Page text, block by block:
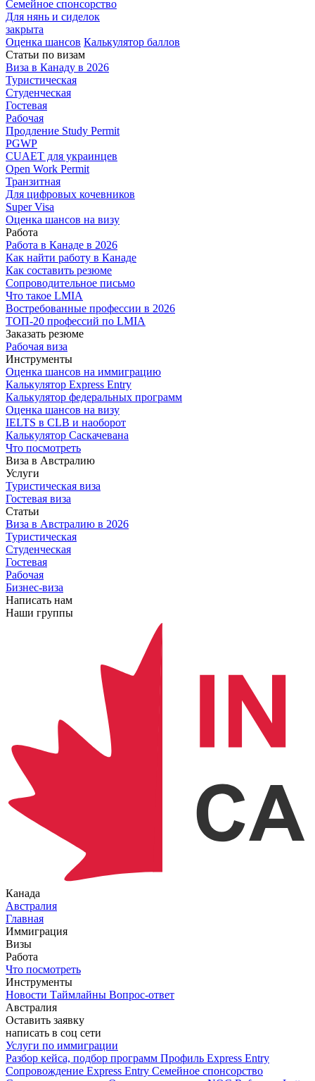
Семейное спонсорство
Для нянь и сиделок
закрыта
Оценка шансов Калькулятор баллов
Статьи по визам
Виза в Канаду в 2026
Туристическая
Студенческая
Гостевая
Рабочая
Продление Study Permit
PGWP
CUAET для украинцев
Open Work Permit
Транзитная
Для цифровых кочевников
Super Visa
Оценка шансов на визу
Работа
Работа в Канаде в 2026
Как найти работу в Канаде
Как составить резюме
Сопроводительное письмо
Что такое LMIA
Востребованные профессии в 2026
ТОП-20 профессий по LMIA
Заказать резюме
Рабочая виза
Инструменты
Оценка шансов на иммиграцию
Калькулятор Express Entry
Калькулятор федеральных программ
Оценка шансов на визу
IELTS в CLB и наоборот
Калькулятор Саскачевана
Что посмотреть
Виза в Австралию
Услуги
Туристическая виза
Гостевая виза
Статьи
Виза в Австралию в 2026
Туристическая
Студенческая
Гостевая
Рабочая
Бизнес-виза
Написать нам
Наши группы
Канада
Австралия
Главная
Иммиграция
Визы
Работа
Что посмотреть
Инструменты
Новости Таймлайны Вопрос-ответ
Австралия
Оставить заявку
написать в соц сети
Услуги по иммиграции
Разбор кейса, подбор программ Профиль Express Entry
Сопровождение Express Entry Семейное спонсорство